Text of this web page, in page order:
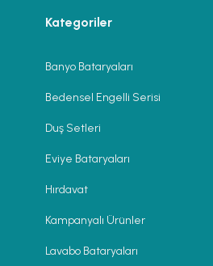
Kategoriler
Banyo Bataryaları
Bedensel Engelli Serisi
Duş Setleri
Eviye Bataryaları
Hırdavat
Kampanyalı Ürünler
Lavabo Bataryaları